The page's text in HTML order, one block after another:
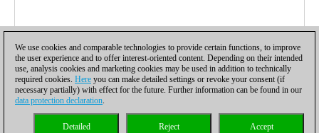
Política de privacidad |Para contactar Cookies Management
We use cookies and comparable technologies to provide certain functions, to improve
the user experience and to offer interest-oriented content. Depending on their intended
use, analysis cookies and marketing cookies may be used in addition to technically
required cookies. Here you can make detailed settings or revoke your consent (if
necessary partially) with effect for the future. Further information can be found in our
data protection declaration.
Accept
Reject
Detailed